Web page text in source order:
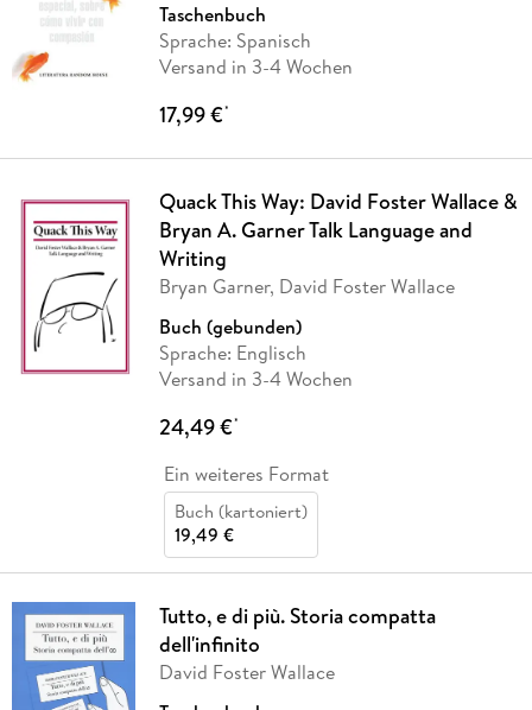
Taschenbuch
Sprache: Spanisch
Versand in 3-4 Wochen
17,99 €*
Quack This Way: David Foster Wallace &
Bryan A. Garner Talk Language and
Writing
Bryan Garner, David Foster Wallace
Buch (gebunden)
Sprache: Englisch
Versand in 3-4 Wochen
24,49 €*
Ein weiteres Format
Buch (kartoniert)
19,49 €
Tutto, e di più. Storia compatta
dell'infinito
David Foster Wallace